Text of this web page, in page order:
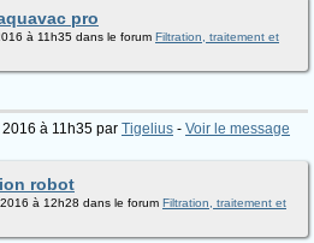
pro
à 11h35 dans le forum Filtration, traitement et
à 11h35 par Tigelius - Voir le message
robot
à 12h28 dans le forum Filtration, traitement et